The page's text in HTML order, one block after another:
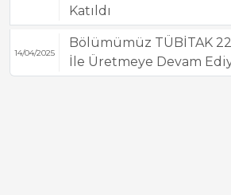
Katıldı
14/04/2025
Bölümümüz TÜBİTAK
İle Üretmeye Devam